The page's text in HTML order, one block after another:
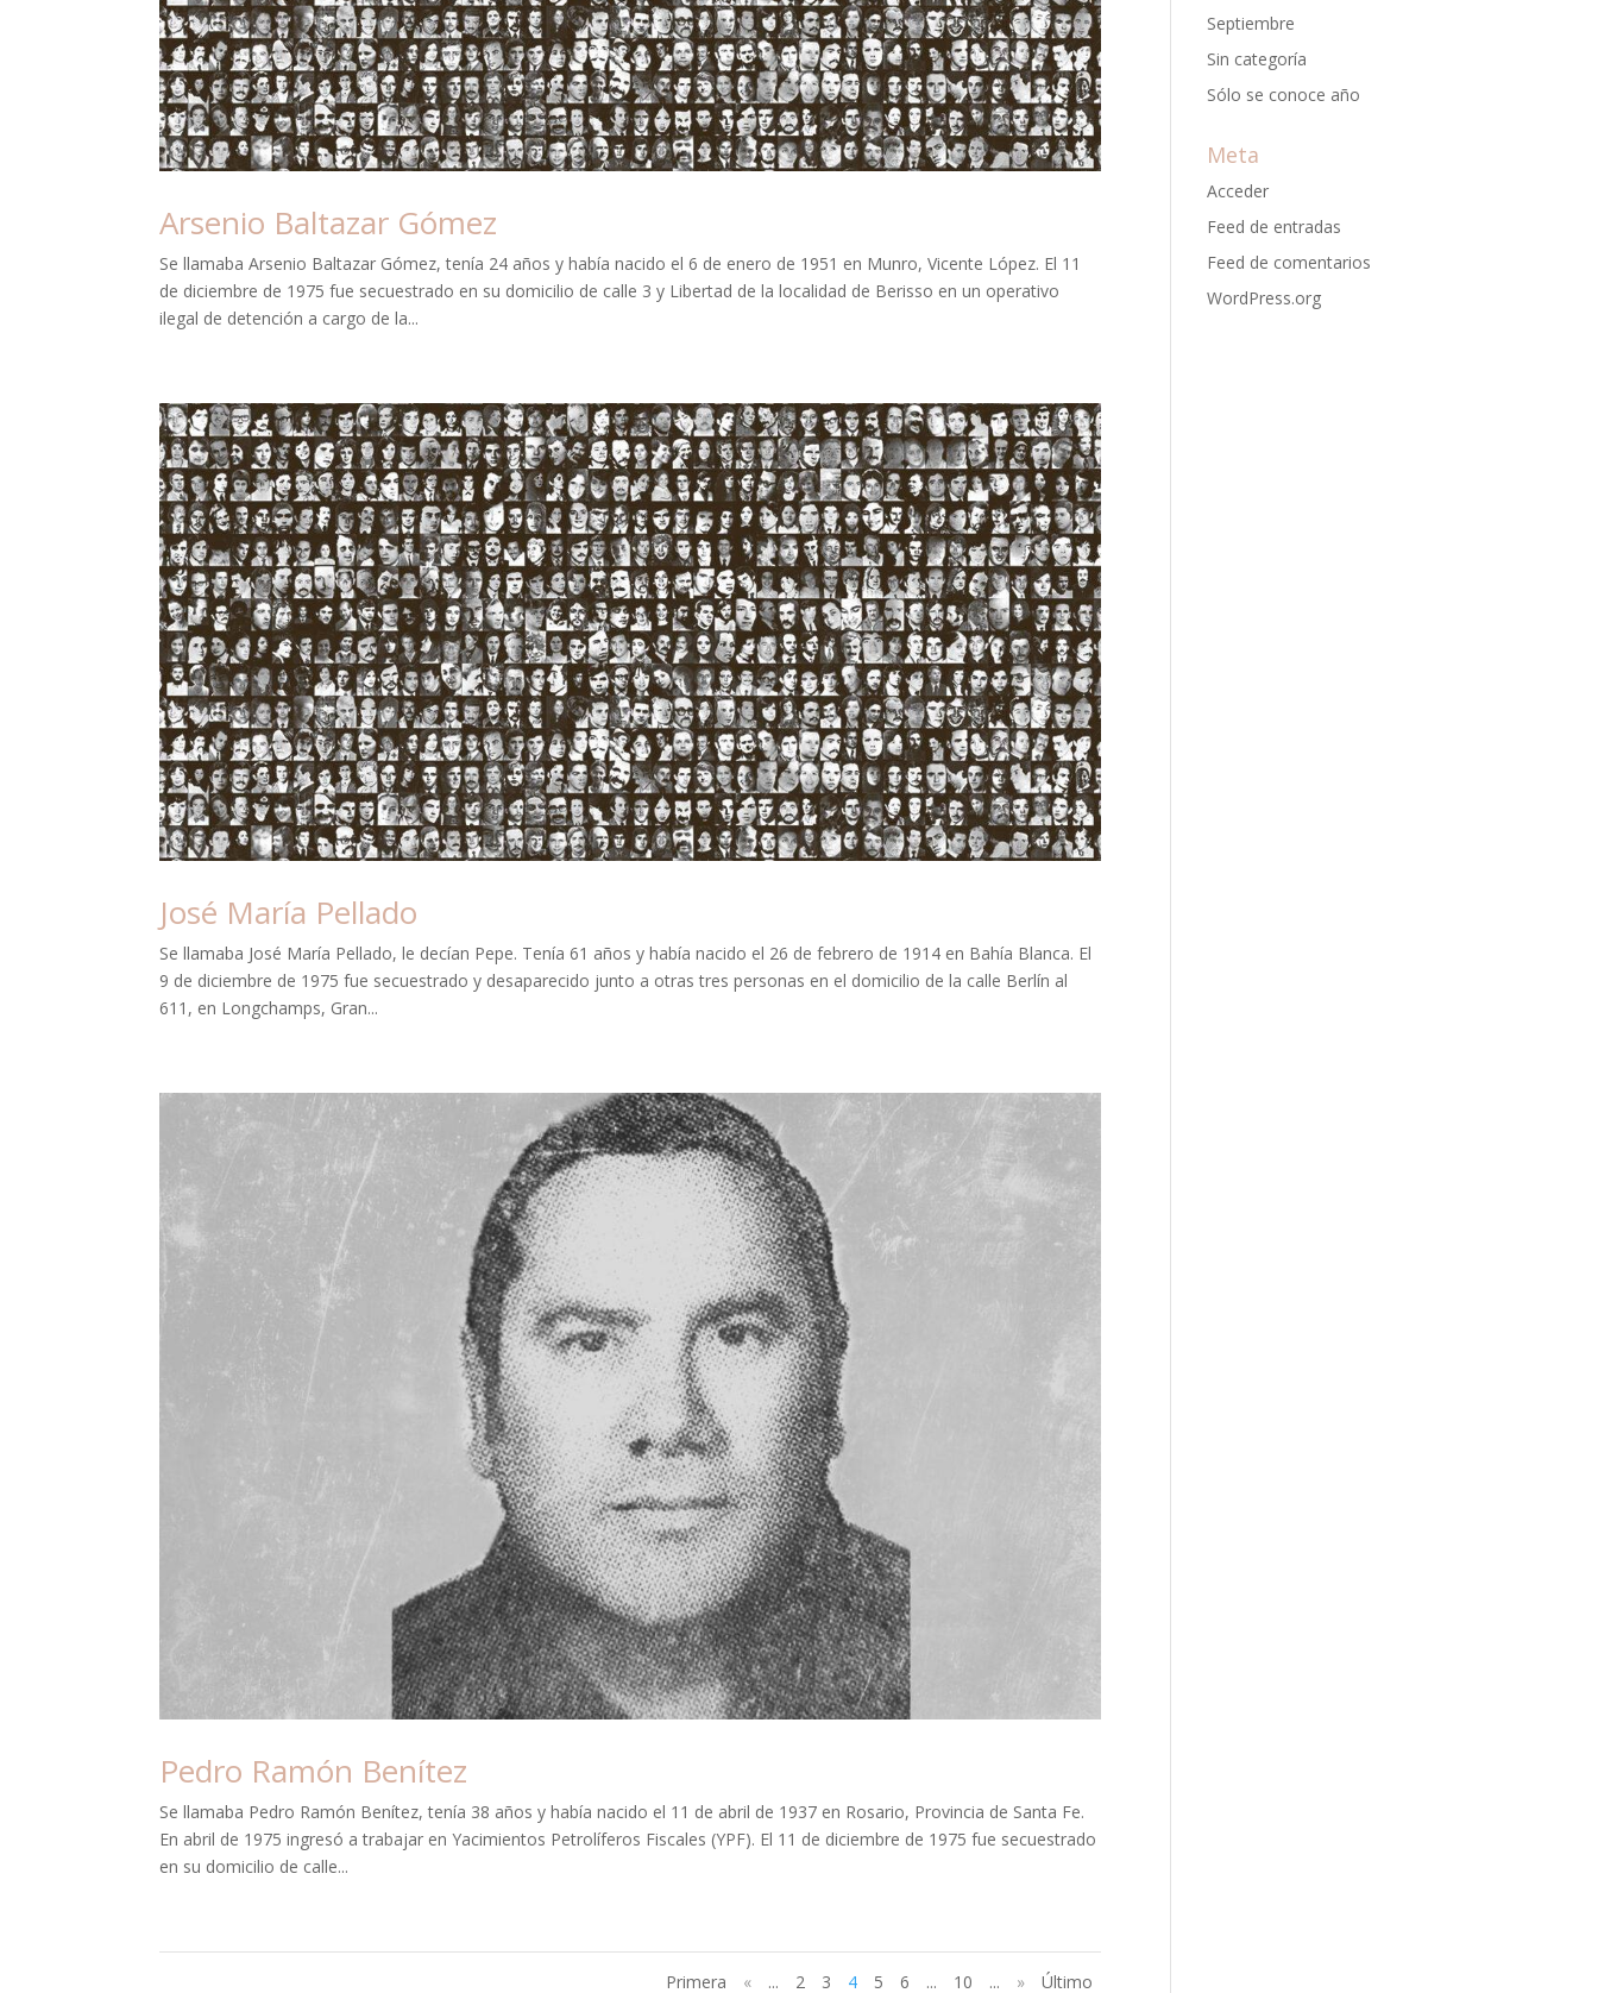
Arsenio Baltazar Gómez
Se llamaba Arsenio Baltazar Gómez, tenía 24 años y había nacido el 6 de enero de 1951 en Munro, Vicente López. El 11
de diciembre de 1975 fue secuestrado en su domicilio de calle 3 y Libertad de la localidad de Berisso en un operativo
ilegal de detención a cargo de la...
José María Pellado
Se llamaba José María Pellado, le decían Pepe. Tenía 61 años y había nacido el 26 de febrero de 1914 en Bahía Blanca. El
9 de diciembre de 1975 fue secuestrado y desaparecido junto a otras tres personas en el domicilio de la calle Berlín al
611, en Longchamps, Gran...
Pedro Ramón Benítez
Se llamaba Pedro Ramón Benítez, tenía 38 años y había nacido el 11 de abril de 1937 en Rosario, Provincia de Santa Fe.
En abril de 1975 ingresó a trabajar en Yacimientos Petrolíferos Fiscales (YPF). El 11 de diciembre de 1975 fue secuestrado
en su domicilio de calle...
Primera « ... 2 3 4 5 6 ... 10 ... » Último
Septiembre
Sin categoría
Sólo se conoce año
Meta
Acceder
Feed de entradas
Feed de comentarios
WordPress.org